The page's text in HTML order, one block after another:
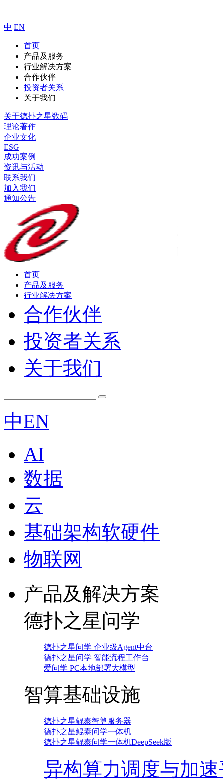
中 EN
首页
产品及服务
行业解决方案
合作伙伴
投资者关系
关于我们
关于德扑之星数码
理论著作
企业文化
ESG
成功案例
资讯与活动
联系我们
加入我们
通知公告
首页
产品及服务
行业解决方案
合作伙伴
投资者关系
关于我们
中EN
AI
数据
云
基础架构软硬件
物联网
产品及解决方案
德扑之星问学
德扑之星问学 企业级Agent中台
德扑之星问学 智能流程工作台
爱问学 PC本地部署大模型
智算基础设施
德扑之星鲲泰智算服务器
德扑之星鲲泰问学一体机
德扑之星鲲泰问学一体机DeepSeek版
异构算力调度与加